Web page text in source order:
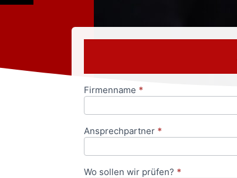
Anfrageformular
Firmenname *
Ansprechpartner *
Wo sollen wir prüfen? *